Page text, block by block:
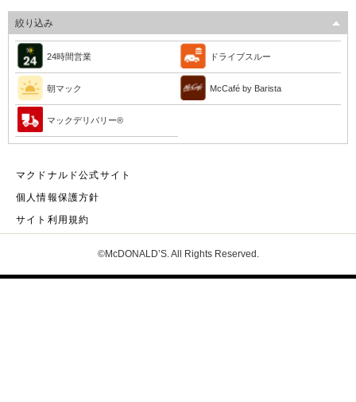
絞り込み
24時間営業 ドライブスルー
朝マック McCafé by Barista
マックデリバリー®︎
マクドナルド公式サイト
個人情報保護方針
サイト利用規約
©McDONALD’S. All Rights Reserved.